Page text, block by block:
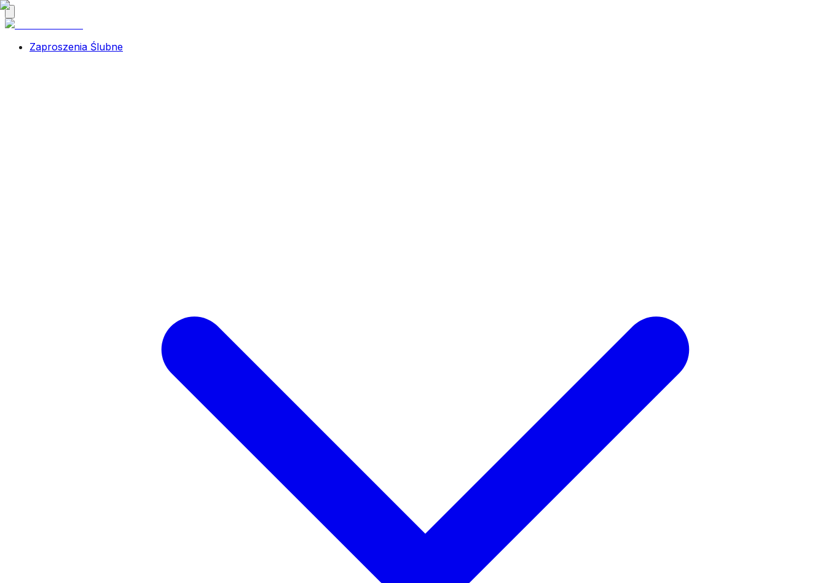
Zaproszenia Ślubne